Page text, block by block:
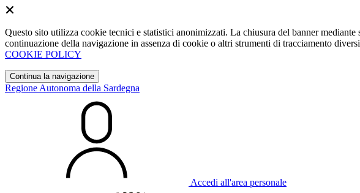
Questo sito utilizza cookie tecnici e statistici anonimizzati. La chiusura del banner
continuazione della navigazione in assenza di cookie o altri strumenti di tracciamento
COOKIE POLICY
Continua la navigazione
Regione Autonoma della Sardegna
Accedi all'area personale